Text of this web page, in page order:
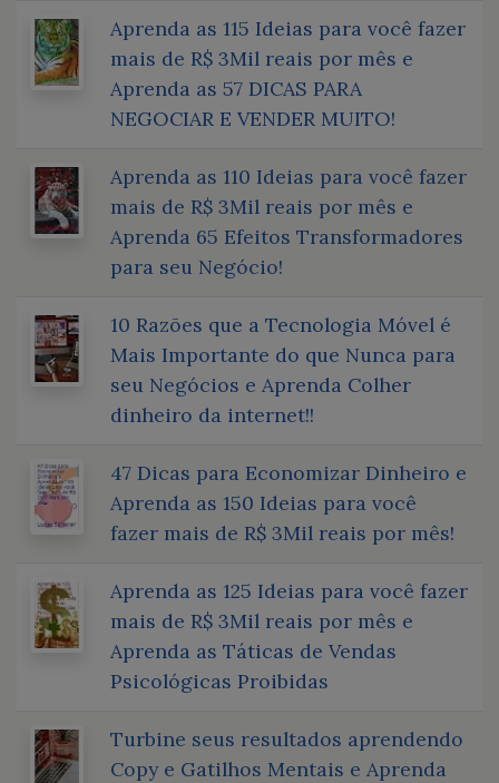
Aprenda as 115 Ideias para você fazer
mais de R$ 3Mil reais por mês e
Aprenda as 57 DICAS PARA
NEGOCIAR E VENDER MUITO!
Aprenda as 110 Ideias para você fazer
mais de R$ 3Mil reais por mês e
Aprenda 65 Efeitos Transformadores
para seu Negócio!
10 Razões que a Tecnologia Móvel é
Mais Importante do que Nunca para
seu Negócios e Aprenda Colher
dinheiro da internet!!
47 Dicas para Economizar Dinheiro e
Aprenda as 150 Ideias para você
fazer mais de R$ 3Mil reais por mês!
Aprenda as 125 Ideias para você fazer
mais de R$ 3Mil reais por mês e
Aprenda as Táticas de Vendas
Psicológicas Proibidas
Turbine seus resultados aprendendo
Copy e Gatilhos Mentais e Aprenda